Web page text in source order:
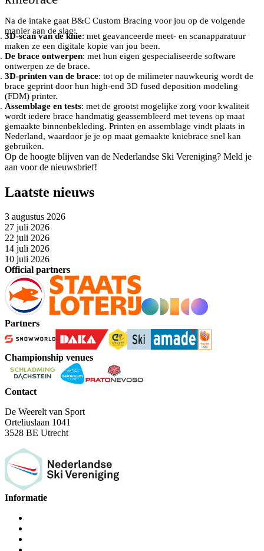
Na de intake gaat B&C Custom Bracing voor jou op de volgende
manier aan de slag:
3D-scan van de knie: met geavanceerde meet- en scanapparatuur
maken ze een digitale kopie van jou been.
De brace ontwerpen: met hun eigen gespecialiseerde software
ontwerpen ze de brace.
3D-printen van de brace: tot op de milimeter nauwkeurig wordt de
brace geprint door hun high-end 3D fused deposition modeling
(FDM) printer.
Assemblage en tests: met de grootst mogelijke zorg voor kwaliteit
wordt iedere brace handmatig geassembleerd met tevens op maat
gemaakte binnenbekleding. Printen en assemblage vindt plaats in
Nederland, waardoor je je op maat gemaakte kniebrace snel kan
gebruiken.
Op de hoogte blijven van de Nederlandse Ski Vereniging? Meld je
aan voor de nieuwsbrief!
Laatste nieuws
3 augustus 2026
27 juli 2026
22 juli 2026
14 juli 2026
10 juli 2026
Official partners
Partners
Championship venues
Contact
De Weerelt van Sport
Orteliuslaan 1041
3528 BE Utrecht
Informatie